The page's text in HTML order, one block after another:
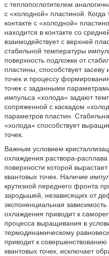
с теплопоглотителем
с «холодной» пластиной. Когда
контакте с «холодной»
находится в контакте со
взаимодействует с верхней
стабильной температуры
поверхность подложки от
пластины, способствует
точек и процессу
точек с заданными
импульса «холода» задают
сопряженной с каскадом
параметров пластин.
«холода» способствует
точек.
Важным условием
охлаждения раствора-
поверхности которой
квантовых точек. Наличие
крутизной переднего фронта
зародышей, независящих от
экспоненциальная
охлаждения приводит к
процесса выращивания в
термодинамическому
приводит к
квантовых точек, исключает